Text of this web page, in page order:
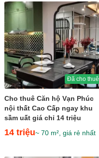
Đã cho thuê
Cho thuê Căn hộ Vạn Phúc
nội thất Cao Cấp ngay khu
sầm uất giá chỉ 14 triệu
14 triệu~ 70 m², giá rẻ nhất